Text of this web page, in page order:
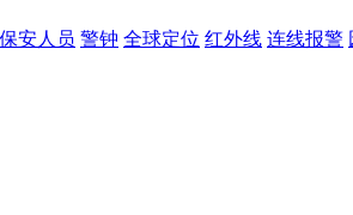
保安人员 警钟 全球定位 红外线 连线报警